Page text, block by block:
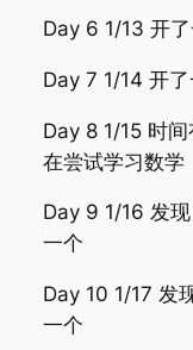
Day 6 1/13 开
Day 7 1/14 开
Day 8 1/15 时
在尝试学习数学
Day 9 1/16 发
一个
Day 10 1/17 发
一个